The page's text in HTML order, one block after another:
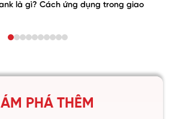
là gì? Cách ứng dụng trong giao
PHÁ THÊM